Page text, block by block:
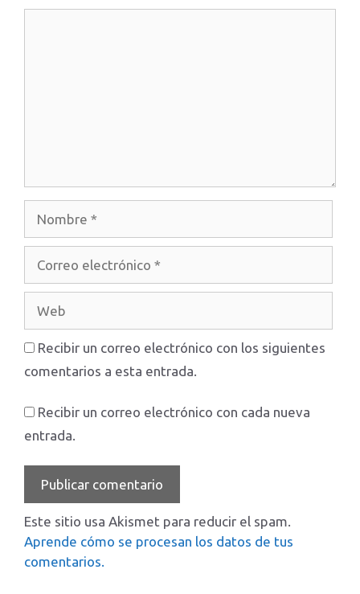
Recibir un correo electrónico con los siguientes
comentarios a esta entrada.
Recibir un correo electrónico con cada nueva
entrada.
Este sitio usa Akismet para reducir el spam.
Aprende cómo se procesan los datos de tus
comentarios.